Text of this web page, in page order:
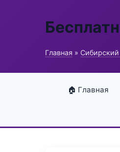
Главная »
🏠 Главная